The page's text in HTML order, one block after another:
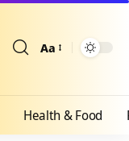
Aa
Health & Food